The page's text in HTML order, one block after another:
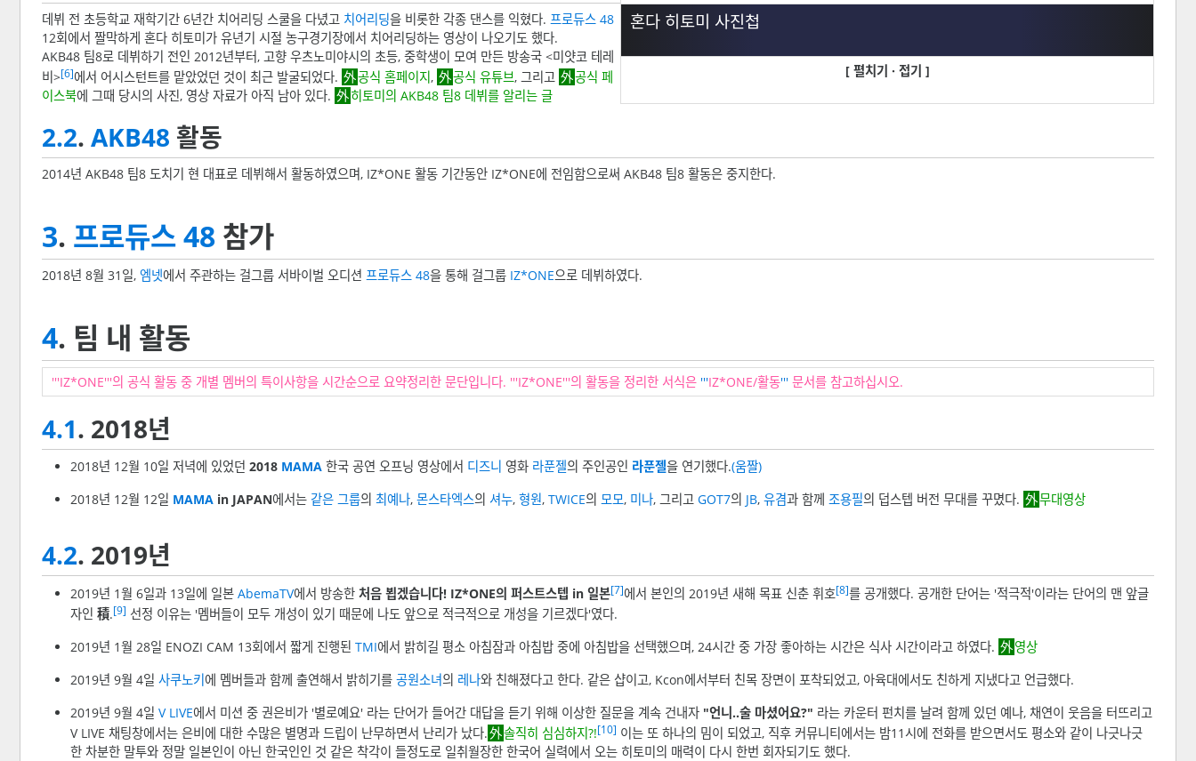
혼다 히토미 사진첩
[ 펼치기 · 접기 ]
데뷔 전 초등학교 재학기간 6년간 치어리딩 스쿨을 다녔고 치어리딩을 비롯한 각종 댄스를 익혔다. 프로듀스 48
12회에서 짤막하게 혼다 히토미가 유년기 시절 농구경기장에서 치어리딩하는 영상이 나오기도 했다.
AKB48 팀8로 데뷔하기 전인 2012년부터, 고향 우츠노미야시의 초등, 중학생이 모여 만든 방송국 <미얏코 테레
비>[6]에서 어시스턴트를 맡았었던 것이 최근 발굴되었다. 공식 홈페이지, 공식 유튜브, 그리고
공식 페
이스북에 그때 당시의 사진, 영상 자료가 아직 남아 있다. 히토미의 AKB48 팀8 데뷔를 알리는 글
2.2. AKB48 활동
2014년 AKB48 팀8 도치기 현 대표로 데뷔해서 활동하였으며, IZ*ONE 활동 기간동안 IZ*ONE에 전임함으로써 AKB48 팀8 활동은 중지한다.
3. 프로듀스 48 참가
2018년 8월 31일, 엠넷에서 주관하는 걸그룹 서바이벌 오디션 프로듀스 48을 통해 걸그룹 IZ*ONE으로 데뷔하였다.
4. 팀 내 활동
'''IZ*ONE'''의 공식 활동 중 개별 멤버의 특이사항을 시간순으로 요약정리한 문단입니다. '''IZ*ONE'''의 활동을 정리한 서식은 '''IZ*ONE/활동''' 문서를 참고하십시오.
4.1. 2018년
2018년 12월 10일 저녁에 있었던 2018 MAMA 한국 공연 오프닝 영상에서 디즈니 영화 라푼젤의 주인공인 라푼젤을 연기했다.(움짤)
2018년 12월 12일 MAMA in JAPAN에서는 같은 그룹의 최예나, 몬스타엑스의 셔누, 형원, TWICE의 모모, 미나, 그리고 GOT7의 JB, 유겸과 함께 조용필의 덥스텝 버전 무대를 꾸몄다. 무대영상
4.2. 2019년
2019년 1월 6일과 13일에 일본 AbemaTV에서 방송한 처음 뵙겠습니다! IZ*ONE의 퍼스트스텝 in 일본[7]에서 본인의 2019년 새해 목표 신춘 휘호[8]를 공개했다. 공개한 단어는 '적극적'이라는 단어의 맨 앞글
자인 積.[9] 선정 이유는 '멤버들이 모두 개성이 있기 때문에 나도 앞으로 적극적으로 개성을 기르겠다'였다.
2019년 1월 28일 ENOZI CAM 13회에서 짧게 진행된 TMI에서 밝히길 평소 아침잠과 아침밥 중에 아침밥을 선택했으며, 24시간 중 가장 좋아하는 시간은 식사 시간이라고 하였다.
영상
2019년 9월 4일 사쿠노키에 멤버들과 함께 출연해서 밝히기를 공원소녀의 레나와 친해졌다고 한다. 같은 샵이고, Kcon에서부터 친목 장면이 포착되었고, 아육대에서도 친하게 지냈다고 언급했다.
2019년 9월 4일 V LIVE에서 미션 중 권은비가 '별로예요' 라는 단어가 들어간 대답을 듣기 위해 이상한 질문을 계속 건내자 "언니..술 마셨어요?" 라는 카운터 펀치를 날려 함께 있던 예나, 채연이 웃음을 터뜨리고
V LIVE 채팅창에서는 은비에 대한 수많은 별명과 드립이 난무하면서 난리가 났다.
솔직히 심심하지?![10]
한 차분한 말투와 정말 일본인이 아닌 한국인인 것 같은 착각이 들정도로 일취월장한 한국어 실력에서 오는 히토미의 매력이 다시 한번 회자되기도 했다.